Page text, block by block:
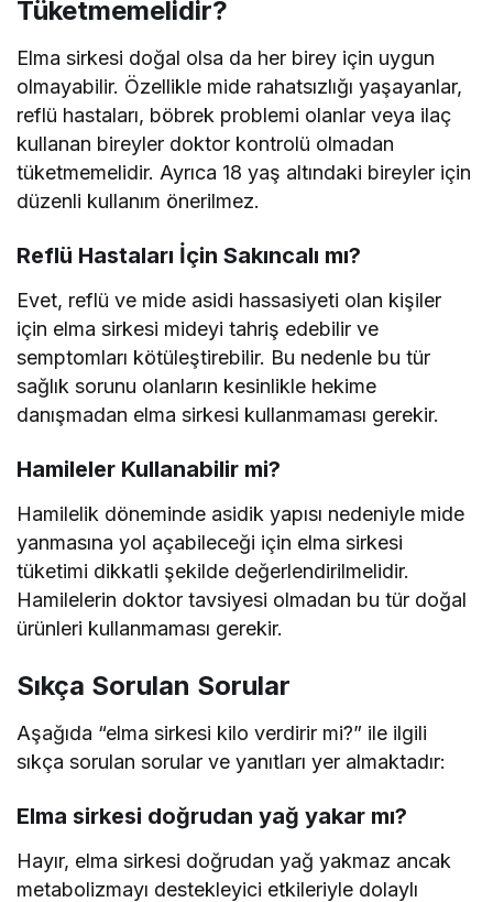
Tüketmemelidir?
Elma sirkesi doğal olsa da her birey için uygun
olmayabilir. Özellikle mide rahatsızlığı yaşayanlar,
reflü hastaları, böbrek problemi olanlar veya ilaç
kullanan bireyler doktor kontrolü olmadan
tüketmemelidir. Ayrıca 18 yaş altındaki bireyler için
düzenli kullanım önerilmez.
Reflü Hastaları İçin Sakıncalı mı?
Evet, reflü ve mide asidi hassasiyeti olan kişiler
için elma sirkesi mideyi tahriş edebilir ve
semptomları kötüleştirebilir. Bu nedenle bu tür
sağlık sorunu olanların kesinlikle hekime
danışmadan elma sirkesi kullanmaması gerekir.
Hamileler Kullanabilir mi?
Hamilelik döneminde asidik yapısı nedeniyle mide
yanmasına yol açabileceği için elma sirkesi
tüketimi dikkatli şekilde değerlendirilmelidir.
Hamilelerin doktor tavsiyesi olmadan bu tür doğal
ürünleri kullanmaması gerekir.
Sıkça Sorulan Sorular
Aşağıda “elma sirkesi kilo verdirir mi?” ile ilgili
sıkça sorulan sorular ve yanıtları yer almaktadır:
Elma sirkesi doğrudan yağ yakar mı?
Hayır, elma sirkesi doğrudan yağ yakmaz ancak
metabolizmayı destekleyici etkileriyle dolaylı